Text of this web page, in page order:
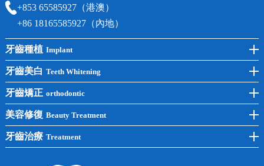
+853 65585927（港澳）
+86 18165585927（內地）
牙齒種植 Implant
前牙種植
後牙種植
單顆種植
半口種植
全口種植
牙齒美白 Teeth Whitening
冷光美白
洗牙
黃黑牙
牙齒矯正 orthodontic
牙齒矯正
兒童矯正
美容修復 Beauty Treatment
全瓷牙
牙齒治療 Treatment